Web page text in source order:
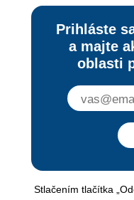
Prihláste
a majte
oblasti
Stlačením tlačítka